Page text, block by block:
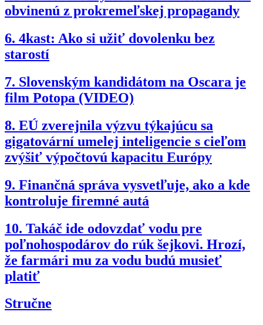
obvinenú z prokremeľskej propagandy
6. 4kast: Ako si užiť dovolenku bez
starostí
7. Slovenským kandidátom na Oscara je
film Potopa (VIDEO)
8. EÚ zverejnila výzvu týkajúcu sa
gigatovární umelej inteligencie s cieľom
zvýšiť výpočtovú kapacitu Európy
9. Finančná správa vysvetľuje, ako a kde
kontroluje firemné autá
10. Takáč ide odovzdať vodu pre
poľnohospodárov do rúk šejkovi. Hrozí,
že farmári mu za vodu budú musieť
platiť
Stručne